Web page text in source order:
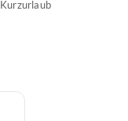
Kurzurlaub